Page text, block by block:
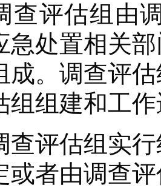
估组由调
急处置相关
成。调查评
组组建和工
估组实行
或者由调查